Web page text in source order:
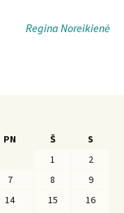
Regina Noreikienė
PN Š
S
1
2
7 8
9
14 15
16